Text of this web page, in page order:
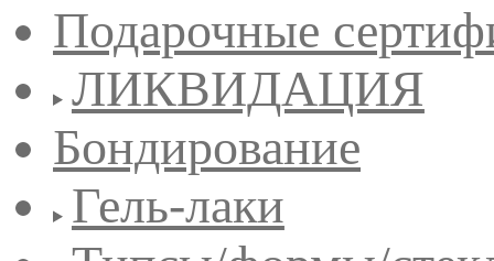
Подарочные
ЛИКВИДАЦИЯ
Бондирование
Гель-лаки